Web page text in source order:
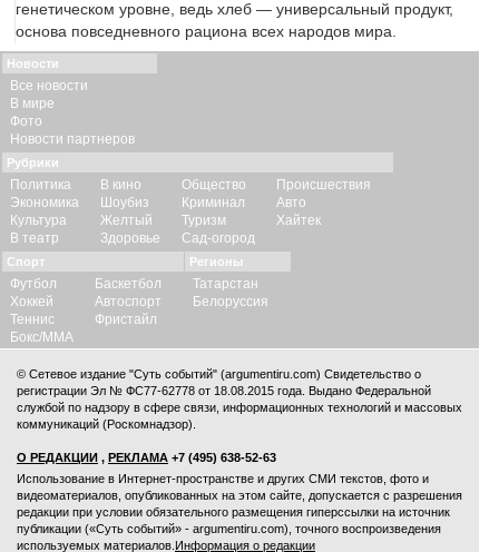
генетическом уровне, ведь хлеб — универсальный продукт,
основа повседневного рациона всех народов мира.
Новости
Все новости
В мире
Фото
Новости партнеров
Рубрики
Политика
Экономика
Культура
В театр
В кино
Шоубиз
Желтый
Здоровье
Общество
Криминал
Туризм
Сад-огород
Происшествия
Авто
Хайтек
Спорт
Футбол
Хоккей
Теннис
Бокс/ММА
Баскетбол
Автоспорт
Фристайл
Регионы
Татарстан
Белоруссия
© Сетевое издание "Суть событий" (argumentiru.com) Свидетельство о
регистрации Эл № ФС77-62778 от 18.08.2015 года. Выдано Федеральной
службой по надзору в сфере связи, информационных технологий и массовых
коммуникаций (Роскомнадзор).
О РЕДАКЦИИ , РЕКЛАМА +7 (495) 638-52-63
Использование в Интернет-пространстве и других СМИ текстов, фото и
видеоматериалов, опубликованных на этом сайте, допускается с разрешения
редакции при условии обязательного размещения гиперссылки на источник
публикации («Суть событий» - argumentiru.com), точного воспроизведения
используемых материалов. Информация о редакции